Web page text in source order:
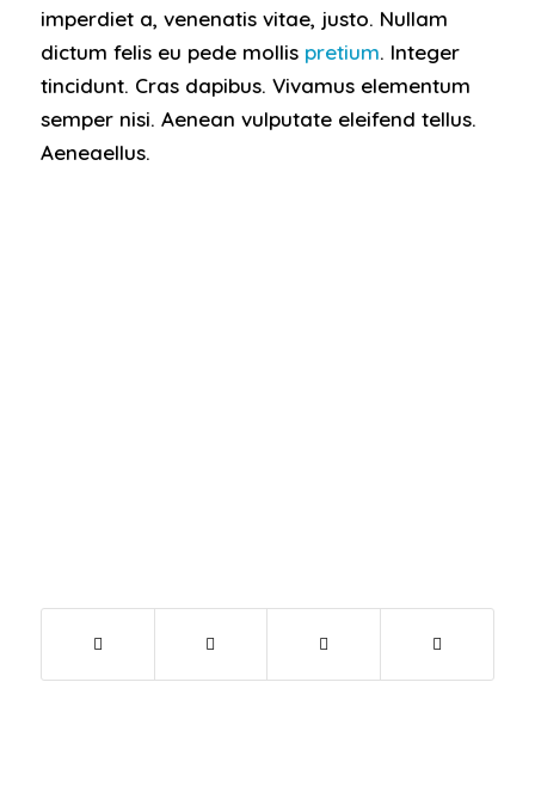
imperdiet a, venenatis vitae, justo. Nullam
dictum felis eu pede mollis pretium. Integer
tincidunt. Cras dapibus. Vivamus elementum
semper nisi. Aenean vulputate eleifend tellus.
Aeneaellus.